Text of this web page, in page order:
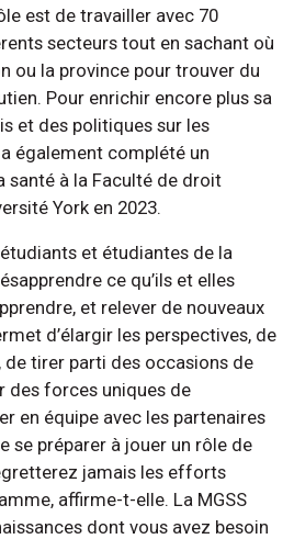
est de travailler avec 70
secteurs tout en sachant où
ou la province pour trouver du
Pour enrichir encore plus sa
et des politiques sur les
également complété un
à la Faculté de droit
York en 2023.
et étudiantes de la
ce qu’ils et elles
et relever de nouveaux
d’élargir les perspectives, de
tirer parti des occasions de
des forces uniques de
en équipe avec les partenaires
se préparer à jouer un rôle de
jamais les efforts
affirme-t-elle. La MGSS
dont vous avez besoin